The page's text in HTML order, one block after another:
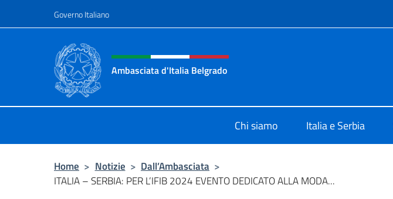
Governo Italiano
Intestazione sito, social e menù
Ambasciata d'Italia Belgrado
Chi siamo Italia e Serbia
Home > Notizie > Dall’Ambasciata >
ITALIA – SERBIA: PER L’IFIB 2024 EVENTO DEDICATO ALLA MODA...